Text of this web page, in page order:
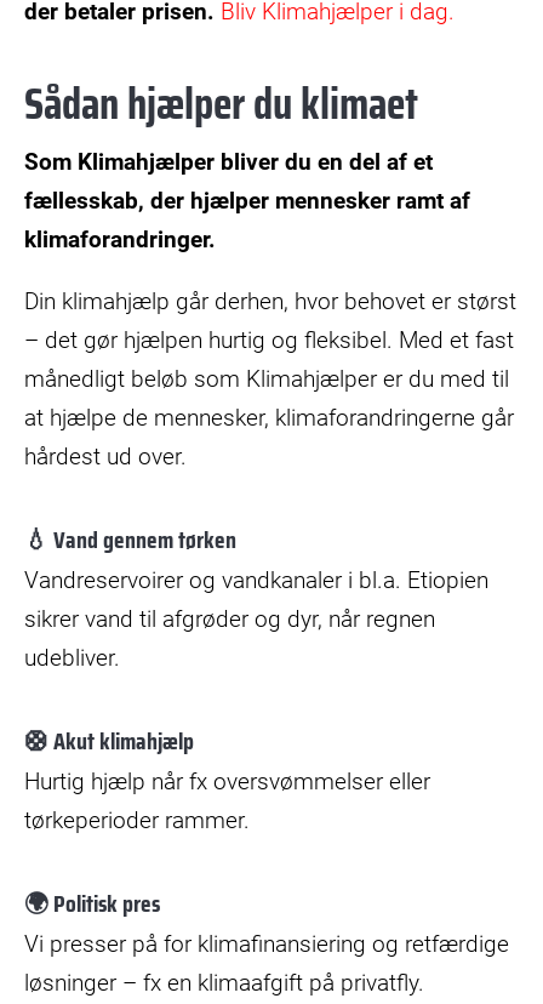
der betaler prisen. Bliv Klimahjælper i dag.
Sådan hjælper du klimaet
Som Klimahjælper bliver du en del af et
fællesskab, der hjælper mennesker ramt af
klimaforandringer.
Din klimahjælp går derhen, hvor behovet er størst
– det gør hjælpen hurtig og fleksibel. Med et fast
månedligt beløb som Klimahjælper er du med til
at hjælpe de mennesker, klimaforandringerne går
hårdest ud over.
💧 Vand gennem tørken
Vandreservoirer og vandkanaler i bl.a. Etiopien
sikrer vand til afgrøder og dyr, når regnen
udebliver.
🛟 Akut klimahjælp
Hurtig hjælp når fx oversvømmelser eller
tørkeperioder rammer.
🌍 Politisk pres
Vi presser på for klimafinansiering og retfærdige
løsninger – fx en klimaafgift på privatfly.